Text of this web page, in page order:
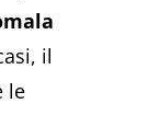
il
le